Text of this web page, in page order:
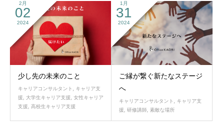
2月
02
2024
少し先の未来のこと
キャリアコンサルタント, キャリア支
援, 大学生キャリア支援, 女性キャリア
支援, 高校生キャリア支援
1月
31
2024
ご縁が繋ぐ新たなステージ
へ
キャリアコンサルタント, キャリア支
援, 研修講師, 素敵な場所